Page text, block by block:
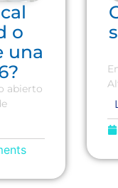
o
una
abierto